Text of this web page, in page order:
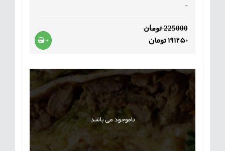
-
225000 تومان
191250 تومان +
ناموجود می باشد